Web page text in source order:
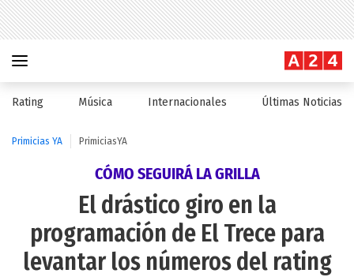
Rating Música Internacionales Últimas Noticias
Primicias YA PrimiciasYA
CÓMO SEGUIRÁ LA GRILLA
El drástico giro en la
programación de El Trece para
levantar los números del rating